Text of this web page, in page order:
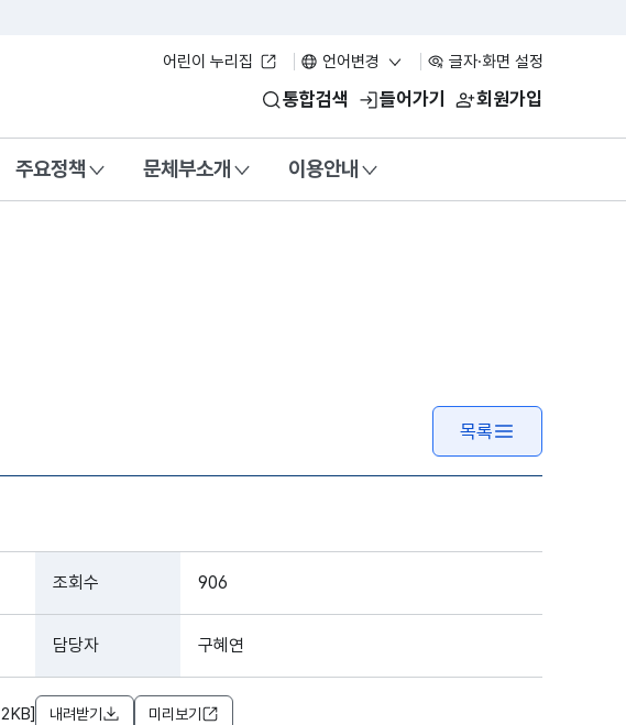
어린이 누리집 언어변경 글자·화면 설정
통합검색 들어가기 회원가입
주요정책 문체부소개 이용안내
목록
조회수 906
담당자 구혜연
내려받기 미리보기